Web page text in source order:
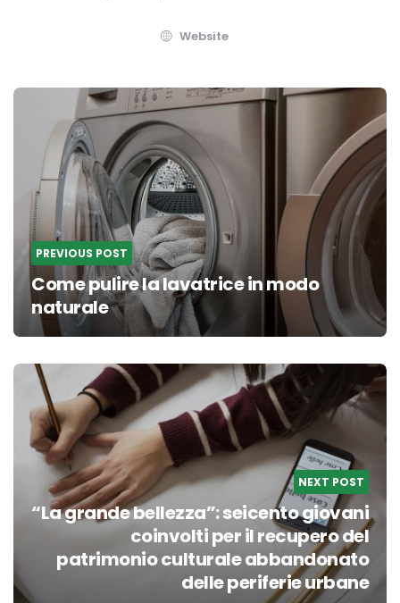
Website
Post
navigation
PREVIOUS POST
Come pulire la lavatrice in modo
naturale
NEXT POST
“La grande bellezza”: seicento giovani
coinvolti per il recupero del
patrimonio culturale abbandonato
delle periferie urbane